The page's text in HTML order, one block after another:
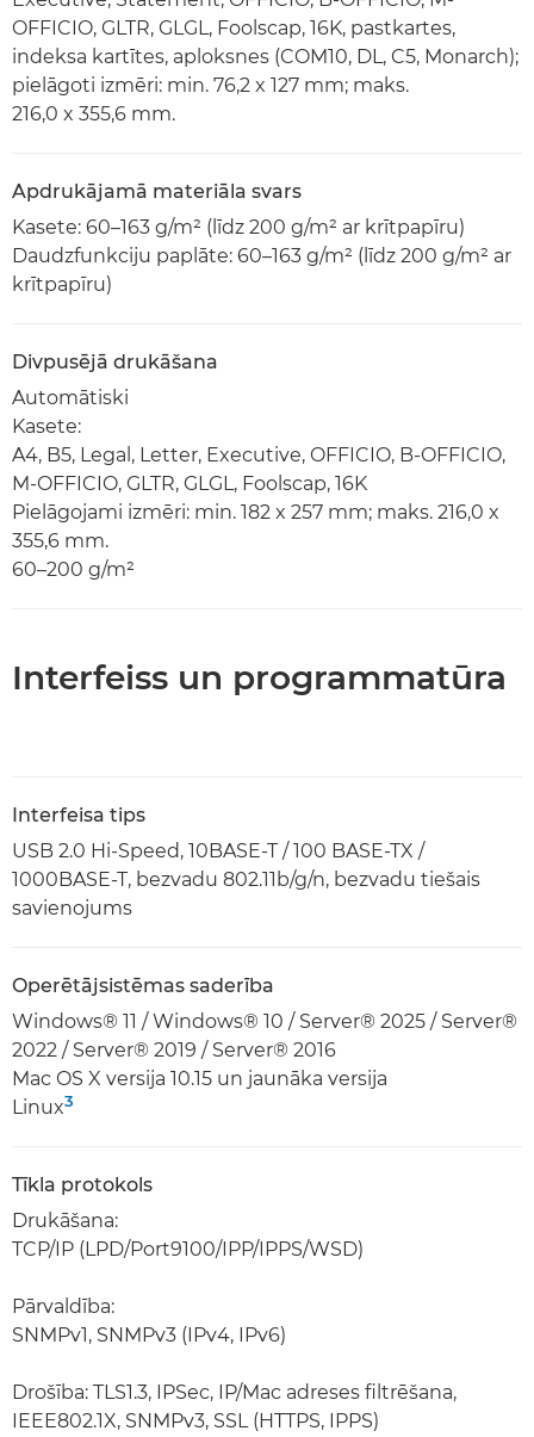
OFFICIO, GLTR, GLGL, Foolscap, 16K, pastkartes,
indeksa kartītes, aploksnes (COM10, DL, C5, Monarch);
pielāgoti izmēri: min. 76,2 x 127 mm; maks.
216,0 x 355,6 mm.
Apdrukājamā materiāla svars
Kasete: 60–163 g/m² (līdz 200 g/m² ar krītpapīru)
Daudzfunkciju paplāte: 60–163 g/m² (līdz 200 g/m² ar
krītpapīru)
Divpusējā drukāšana
Automātiski
Kasete:
A4, B5, Legal, Letter, Executive, OFFICIO, B-OFFICIO,
M-OFFICIO, GLTR, GLGL, Foolscap, 16K
Pielāgojami izmēri: min. 182 x 257 mm; maks. 216,0 x
355,6 mm.
60–200 g/m²
Interfeiss un programmatūra
Interfeisa tips
USB 2.0 Hi-Speed, 10BASE-T / 100 BASE-TX /
1000BASE-T, bezvadu 802.11b/g/n, bezvadu tiešais
savienojums
Operētājsistēmas saderība
Windows® 11 / Windows® 10 / Server® 2025 / Server®
2022 / Server® 2019 / Server® 2016
Mac OS X versija 10.15 un jaunāka versija
Linux3
Tīkla protokols
Drukāšana:
TCP/IP (LPD/Port9100/IPP/IPPS/WSD)
Pārvaldība:
SNMPv1, SNMPv3 (IPv4, IPv6)
Drošība: TLS1.3, IPSec, IP/Mac adreses filtrēšana,
IEEE802.1X, SNMPv3, SSL (HTTPS, IPPS)